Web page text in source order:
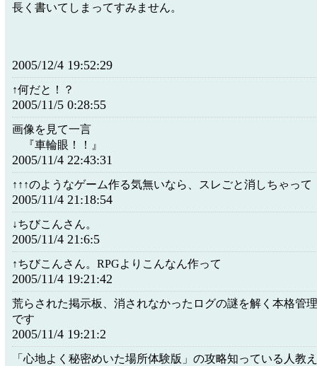
長く書いてしまってすみません。
2005/12/4 19:52:29
↑何だと！？
2005/11/5 0:28:55
画像を見て一言
『車輪眼！！』
2005/11/4 22:43:31
↑↑↑のようなゲーム作る気無いなら、スレごと消しちゃって
2005/11/4 21:18:54
↓ちびこんさん。
2005/11/4 21:6:5
↑ちびこんさん。RPGよりこんなん作って
2005/11/4 19:21:42
荒らされた掲示板、消されなかったログの謎を解く本格管
です
2005/11/4 19:21:2
「心地よく秘密めいた場所体験版」の攻略知っている人教